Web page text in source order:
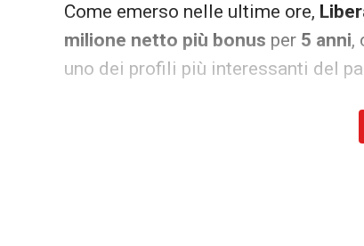
Come emerso nelle ultime ore,
milione netto più bonus per 5 anni,
uno dei profili più interessanti del
Como mercato, l’orgoglio di